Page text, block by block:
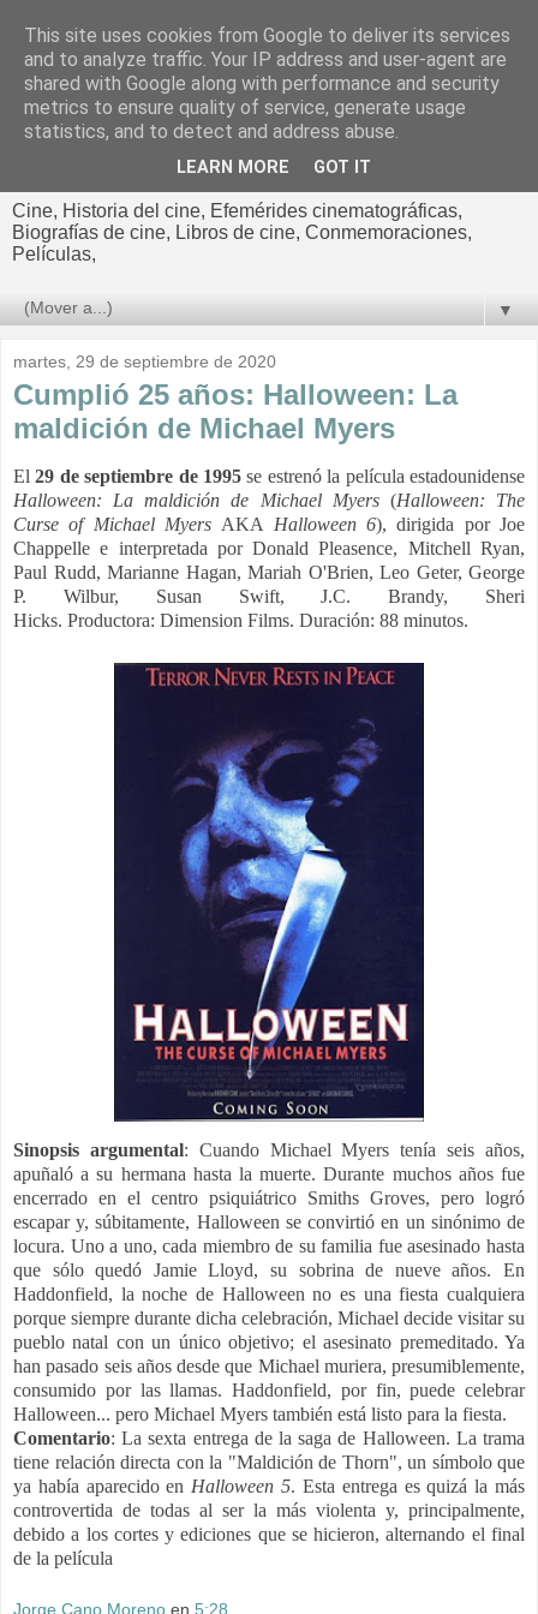
El cultural
cinematográfico de Jorge
Cine, Historia del cine, Efemérides cinematográficas,
Biografías de cine, Libros de cine, Conmemoraciones,
Películas,
▼
martes, 29 de septiembre de 2020
Cumplió 25 años: Halloween: La
maldición de Michael Myers
El29 de septiembre de 1995 se estrenó la película estadounidense
Halloween: La maldición de Michael Myers(Halloween: The
Curse of Michael Myers AKA Halloween 6), dirigida porJoe
Chappelle e interpretada porDonald Pleasence, Mitchell Ryan,
Paul Rudd, Marianne Hagan, Mariah O'Brien, Leo Geter, George
P. Wilbur, Susan Swift, J.C. Brandy, Sheri
Hicks. Productora: Dimension Films. Duración: 88 minutos.
Sinopsis argumental: Cuando Michael Myers tenía seis años,
apuñaló a su hermana hasta la muerte. Durante muchos años fue
encerrado en el centro psiquiátrico Smiths Groves, pero logró
escapar y, súbitamente, Halloween se convirtió en un sinónimo de
locura. Uno a uno, cada miembro de su familia fue asesinado hasta
que sólo quedó Jamie Lloyd, su sobrina de nueve años. En
Haddonfield, la noche de Halloween no es una fiesta cualquiera
porque siempre durante dicha celebración, Michael decide visitar su
pueblo natal con un único objetivo; el asesinato premeditado. Ya
han pasado seis años desde que Michael muriera, presumiblemente,
consumido por las llamas. Haddonfield, por fin, puede celebrar
Halloween... pero Michael Myers también está listo para la fiesta.
Comentario: La sexta entrega de la saga de Halloween. La trama
tiene relación directa con la "Maldición de Thorn", un símbolo que
ya había aparecido en Halloween 5. Esta entrega es quizá la más
controvertida de todas al ser la más violenta y, principalmente,
debido a los cortes y ediciones que se hicieron, alternando el final
de la película
Jorge Cano Moreno en 5:28
This site uses cookies from Google to deliver its services
and to analyze traffic. Your IP address and user-agent are
shared with Google along with performance and security
metrics to ensure quality of service, generate usage
statistics, and to detect and address abuse.
LEARN MORE GOT IT